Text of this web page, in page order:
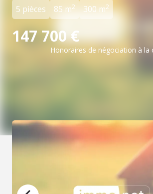
5 pièces 85 m2 300 m2
147 700 €
Honoraires de négociation à la